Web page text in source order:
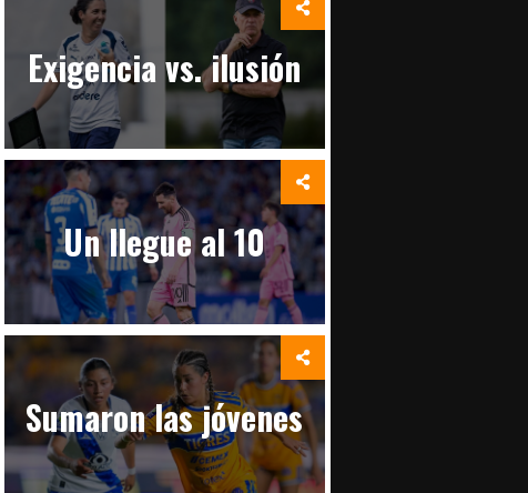
Exigencia vs. ilusión
Un llegue al 10
Sumaron las jóvenes